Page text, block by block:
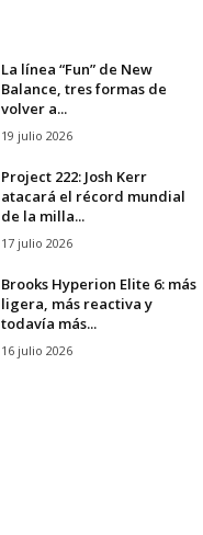
La línea “Fun” de New
Balance, tres formas de
volver a...
19 julio 2026
Project 222: Josh Kerr
atacará el récord mundial
de la milla...
17 julio 2026
Brooks Hyperion Elite 6: más
ligera, más reactiva y
todavía más...
16 julio 2026